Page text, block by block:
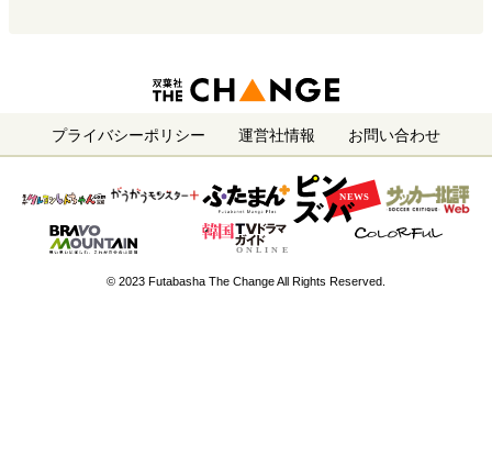
プライバシーポリシー 運営社情報 お問い合わせ
© 2023 Futabasha The Change All Rights Reserved.